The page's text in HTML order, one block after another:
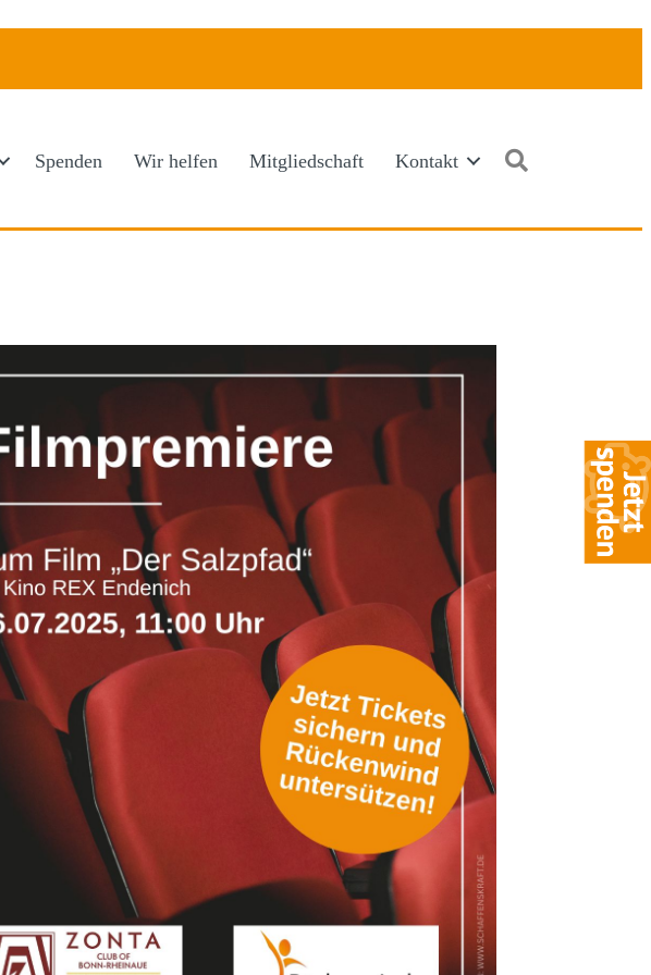
Spenden Wir helfen Mitgliedschaft Kontakt